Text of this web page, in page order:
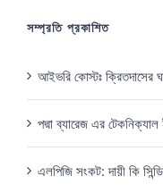
সম্প্রতি প্রকাশিত
আইভরি কোস্টঃ ক্রিতদাসের
পদ্মা ব্যারেজ এর
এলপিজি সংকট: দায়ী কি